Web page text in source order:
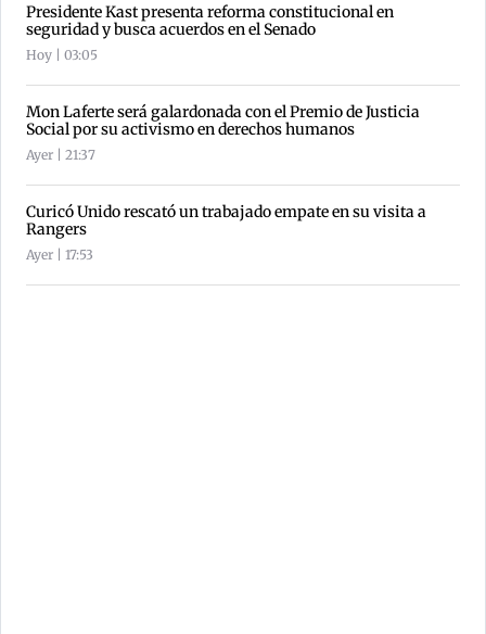
Presidente Kast presenta reforma constitucional en
seguridad y busca acuerdos en el Senado
Hoy | 03:05
Mon Laferte será galardonada con el Premio de Justicia
Social por su activismo en derechos humanos
Ayer | 21:37
Curicó Unido rescató un trabajado empate en su visita a
Rangers
Ayer | 17:53